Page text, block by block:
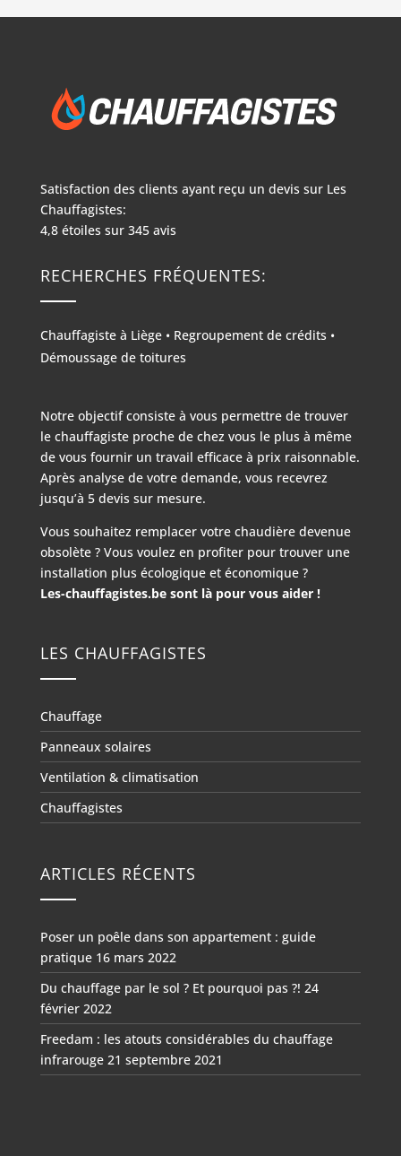
Satisfaction des clients ayant reçu un devis sur Les
Chauffagistes:
4,8étoiles sur 345avis
RECHERCHES FRÉQUENTES:
Chauffagiste à Liège• Regroupement de crédits •
Démoussage de toitures
Notre objectif consiste à vous permettre de trouver
le chauffagiste proche de chez vous le plus à même
de vous fournir un travail efficace à prix raisonnable.
Après analyse de votre demande, vous recevrez
jusqu’à 5 devis sur mesure.
Vous souhaitez remplacer votre chaudière devenue
obsolète ? Vous voulez en profiter pour trouver une
installation plus écologique et économique ?
Les-chauffagistes.be sont là pour vous aider !
LES CHAUFFAGISTES
Chauffage
Panneaux solaires
Ventilation & climatisation
Chauffagistes
ARTICLES RÉCENTS
Poser un poêle dans son appartement : guide
pratique 16 mars 2022
Du chauffage par le sol ? Et pourquoi pas ?! 24
février 2022
Freedam : les atouts considérables du chauffage
infrarouge 21 septembre 2021